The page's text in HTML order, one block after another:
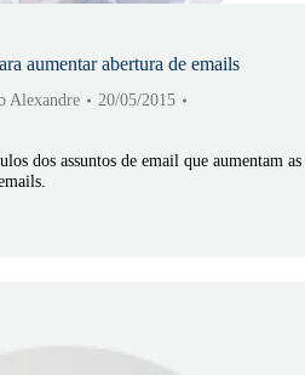
aumentar abertura de emails
Alexandre
20/05/2015
dos assuntos de email que aumentam as